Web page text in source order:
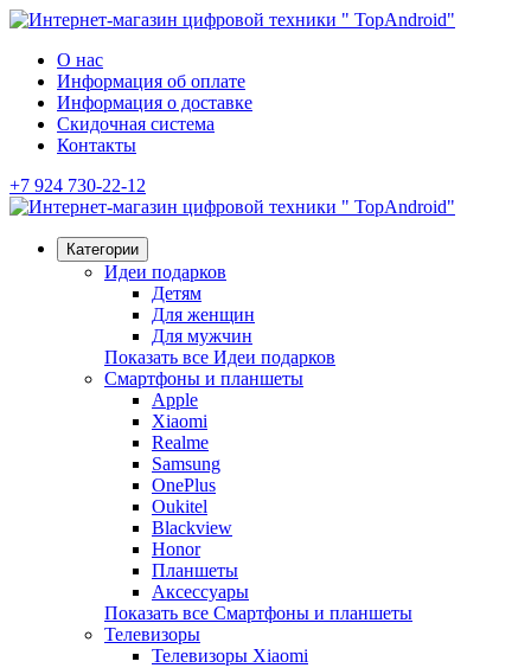
О нас
Информация об оплате
Информация о доставке
Скидочная система
Контакты
+7 924 730-22-12
Категории
Идеи подарков
Детям
Для женщин
Для мужчин
Показать все Идеи подарков
Смартфоны и планшеты
Apple
Xiaomi
Realme
Samsung
OnePlus
Oukitel
Blackview
Honor
Планшеты
Аксессуары
Показать все Смартфоны и планшеты
Телевизоры
Телевизоры Xiaomi